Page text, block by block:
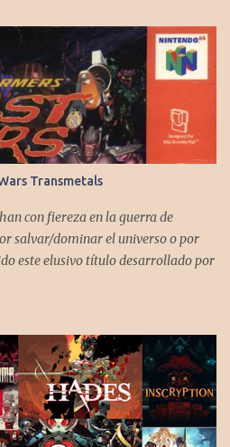
Transmetals
con fiereza en la guerra de
salvar/dominar el universo o por
este elusivo título desarrollado por